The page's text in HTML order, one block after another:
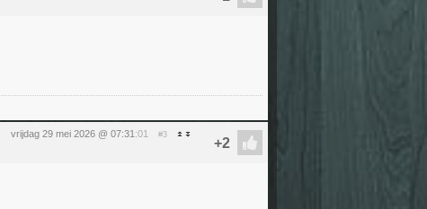
vrijdag 29 mei 2026 @ 07:31 :01 #3